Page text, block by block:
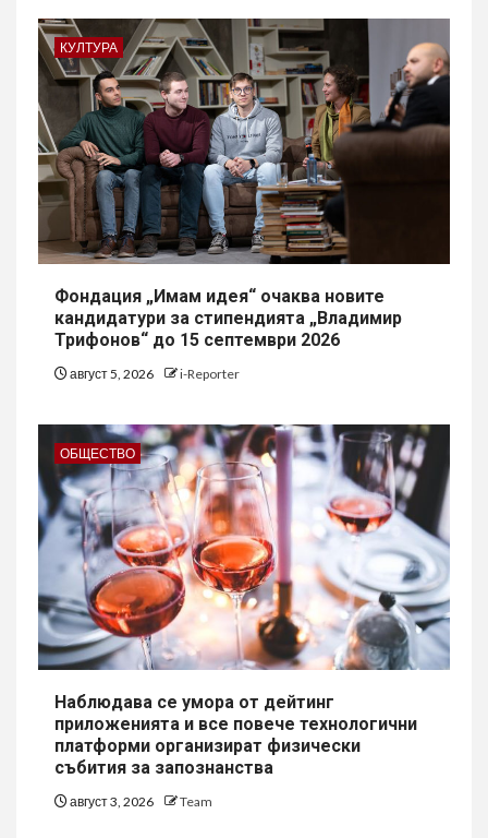
КУЛТУРА
Фондация „Имам идея“ очаква новите
кандидатури за стипендията „Владимир
Трифонов“ до 15 септември 2026
август 5, 2026 i-Reporter
ОБЩЕСТВО
Наблюдава се умора от дейтинг
приложенията и все повече технологични
платформи организират физически
събития за запознанства
август 3, 2026 Team